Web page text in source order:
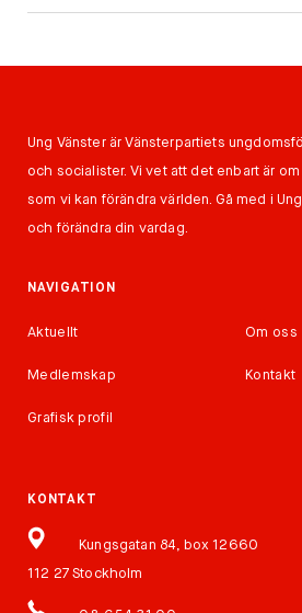
Ung Vänster är Vänsterpartiets
och socialister. Vi vet att det enbart är
som vi kan förändra världen. Gå med i
och förändra din vardag.
NAVIGATION
Aktuellt Om oss
Medlemskap Kontakt
Grafisk profil
KONTAKT
Kungsgatan 84, box 12660
112 27 Stockholm